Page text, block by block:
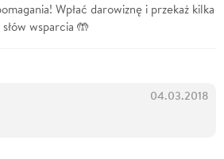
Wpłać darowiznę i przekaż kilka
słów wsparcia 🤲
04.03.2018